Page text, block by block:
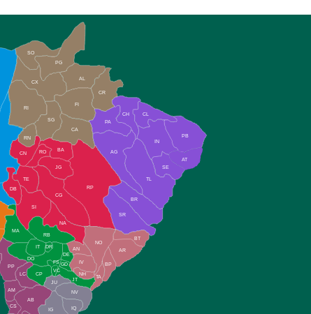
CX
RI
AL
CR
FI
SG
BA
CA
PA
CH CL
PB
SE
TL
AG
BR
SR
BT
AR
RP
RO
JG
CG
SI
NA
TA
NH
JT
RB
MA
IT
DR
DO
CP
JU
NV
IQ
PP
LC
AM
AB
DB
TE
CS
IG
IN
NO
BP
RN
CN
AN
IV
FS
VC
GD
DE
AT
PG
SO